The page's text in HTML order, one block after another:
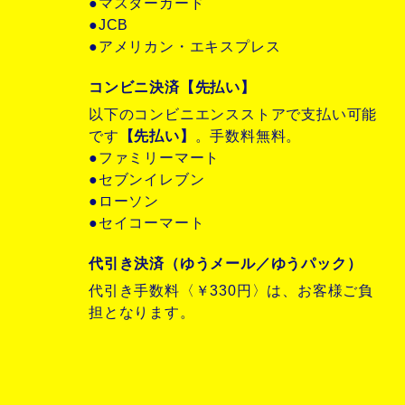
●マスターカード
●JCB
●アメリカン・エキスプレス
コンビニ決済【先払い】
以下のコンビニエンスストアで支払い可能
です 【先払い】
。手数料無料。
●ファミリーマート
●セブンイレブン
●ローソン
●セイコーマート
代引き決済（ゆうメール／ゆうパック）
代引き手数料〈￥330円〉は、お客様ご負
担となります。